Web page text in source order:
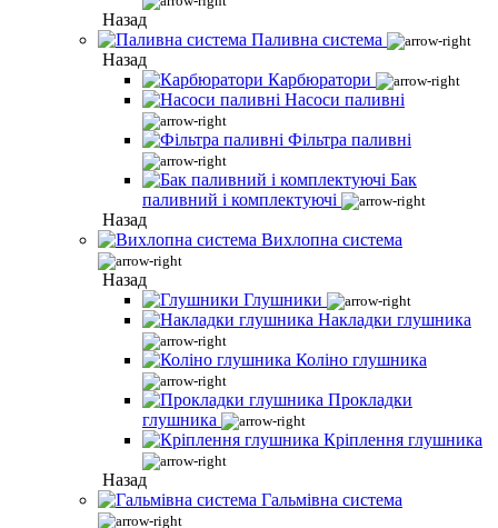
Назад
Паливна система
Назад
Карбюратори
Насоси паливні
Фільтра паливні
Бак
паливний і комплектуючі
Назад
Вихлопна система
Назад
Глушники
Накладки глушника
Коліно глушника
Прокладки
глушника
Кріплення глушника
Назад
Гальмівна система